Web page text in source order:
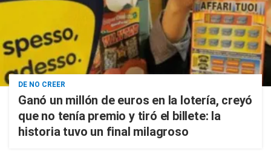
DE NO CREER
Ganó un millón de euros en la lotería, creyó
que no tenía premio y tiró el billete: la
historia tuvo un final milagroso